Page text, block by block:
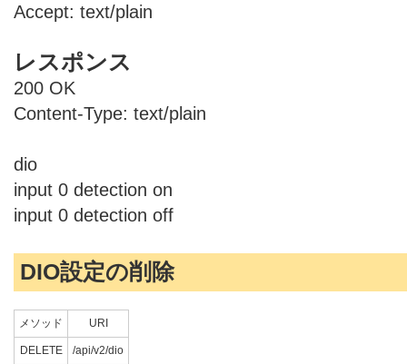
Accept: text/plain
レスポンス
200 OK
Content-Type: text/plain
dio
input 0 detection on
input 0 detection off
DIO設定の削除
メソッド URI
DELETE /api/v2/dio